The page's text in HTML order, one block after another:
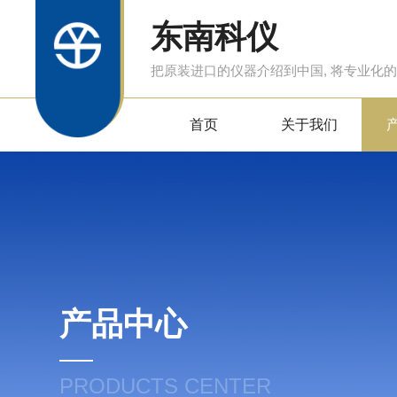
东南科仪
把原装进口的仪器介绍到中国, 将专业化
首页 关于我们
产品中心
PRODUCTS CENTER